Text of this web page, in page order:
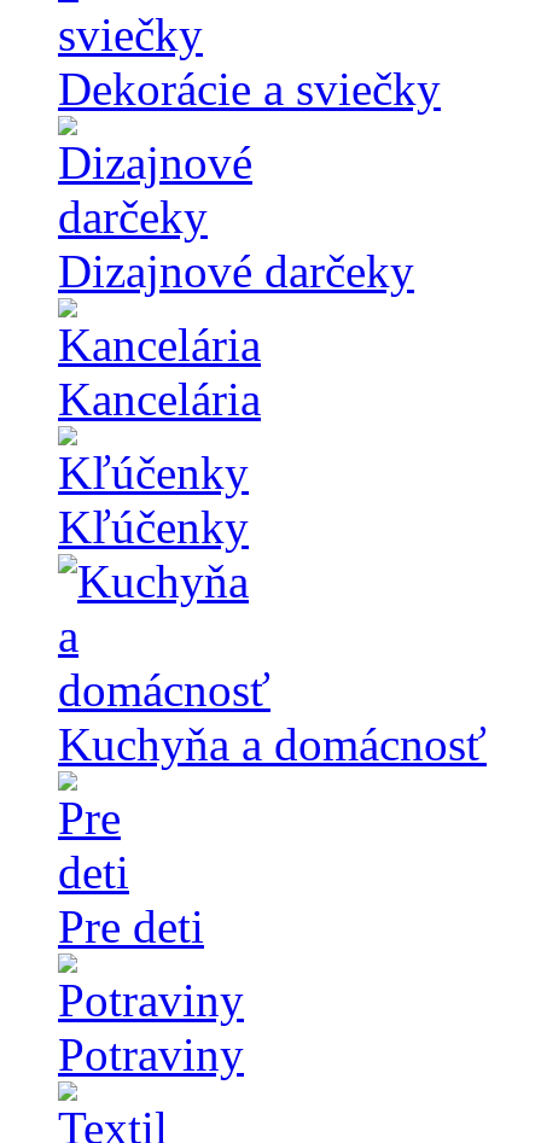
Dekorácie a sviečky
Dizajnové darčeky
Kancelária
Kľúčenky
Kuchyňa a domácnosť
Pre deti
Potraviny